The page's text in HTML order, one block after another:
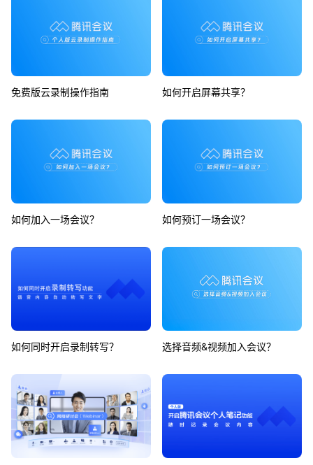
免费版云录制操作指南 如何开启屏幕共享？
如何加入一场会议？ 如何预订一场会议？
如何同时开启录制转写？ 选择音频&视频加入会议？